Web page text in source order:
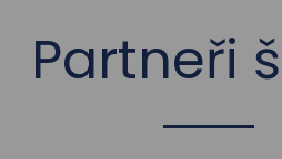
Partneři